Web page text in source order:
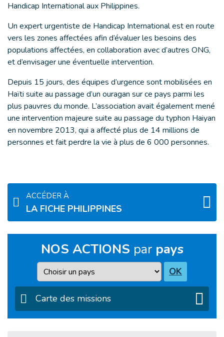
Handicap International aux Philippines.
Un expert urgentiste de Handicap International est en route
vers les zones affectées afin d’évaluer les besoins des
populations affectées, en collaboration avec d’autres ONG,
et d’envisager une éventuelle intervention.
Depuis 15 jours, des équipes d’urgence sont mobilisées en
Haïti suite au passage d’un ouragan sur ce pays parmi les
plus pauvres du monde. L’association avait également mené
une intervention majeure suite au passage du typhon Haiyan
en novembre 2013, qui a affecté plus de 14 millions de
personnes et fait perdre la vie à plus de 6 000 personnes.
ACCÉDER À
LA FICHE PHILIPPINES
NOS ACTIONS par pays
Pays OK
Carte des missions